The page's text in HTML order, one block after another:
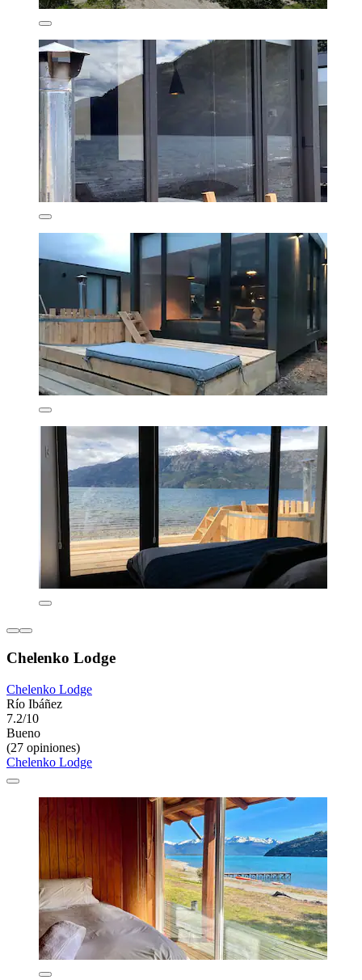
Chelenko Lodge
Chelenko Lodge
Río Ibáñez
7.2/10
Bueno
(27 opiniones)
Chelenko Lodge